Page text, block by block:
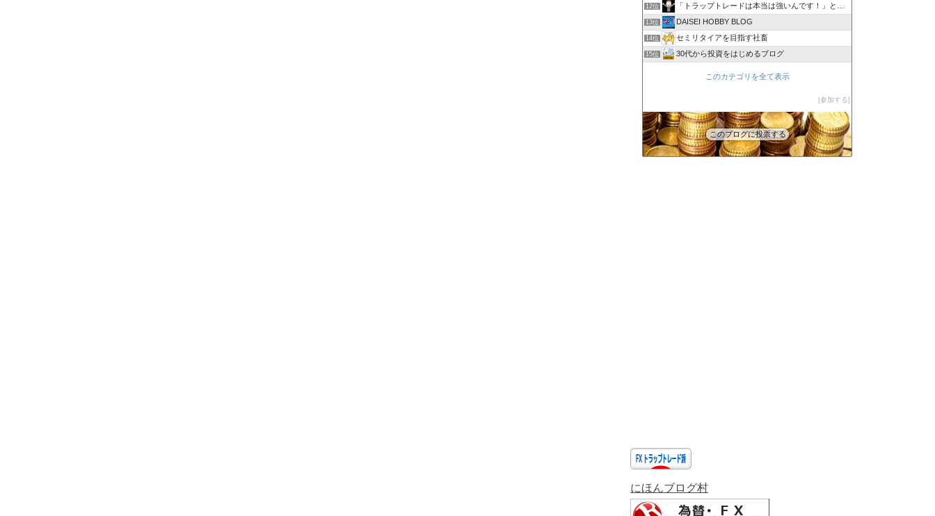
12位 「トラップトレードは本当は強いんです！」と叫びたい。
13位 DAISEI HOBBY BLOG
14位 セミリタイアを目指す社畜
15位 30代から投資をはじめるブログ
このカテゴリを全て表示
参加する
このブログに投票する
にほんブログ村